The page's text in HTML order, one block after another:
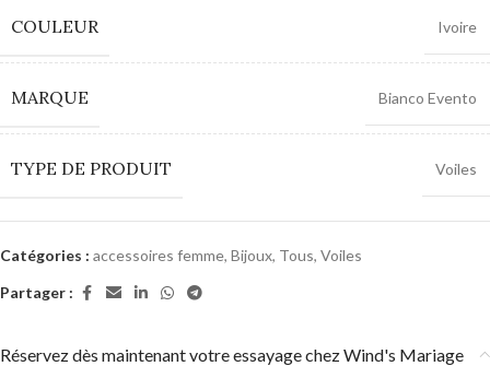
COULEUR Ivoire
MARQUE Bianco Evento
TYPE DE PRODUIT Voiles
Catégories : accessoires femme, Bijoux, Tous, Voiles
Partager :
Réservez dès maintenant votre essayage chez Wind's Mariage